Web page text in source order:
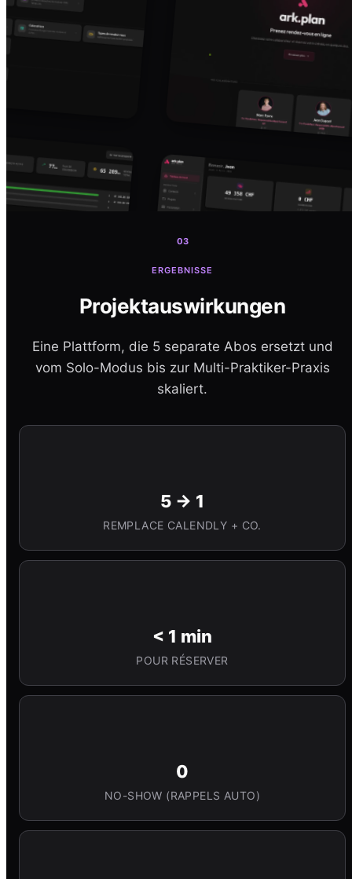
03
ERGEBNISSE
Projektauswirkungen
Eine Plattform, die 5 separate Abos ersetzt und
vom Solo-Modus bis zur Multi-Praktiker-Praxis
skaliert.
5 → 1
REMPLACE CALENDLY + CO.
< 1 min
POUR RÉSERVER
0
NO-SHOW (RAPPELS AUTO)